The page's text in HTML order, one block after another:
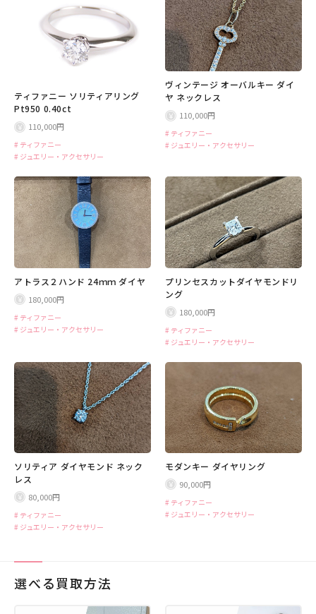
ティファニー ソリティアリング
Pt950 0.40ct
110,000円
ティファニー
ジュエリー・アクセサリー
ヴィンテージ オーバルキー ダイ
ヤ ネックレス
110,000円
ティファニー
ジュエリー・アクセサリー
アトラス２ハンド 24ｍｍ ダイヤ
180,000円
ティファニー
ジュエリー・アクセサリー
プリンセスカットダイヤモンドリ
ング
180,000円
ティファニー
ジュエリー・アクセサリー
ソリティア ダイヤモンド ネック
レス
80,000円
ティファニー
ジュエリー・アクセサリー
モダンキー ダイヤリング
90,000円
ティファニー
ジュエリー・アクセサリー
選べる買取方法